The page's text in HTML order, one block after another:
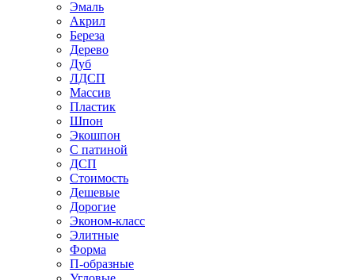
Эмаль
Акрил
Береза
Дерево
Дуб
ЛДСП
Массив
Пластик
Шпон
Экошпон
С патиной
ДСП
Стоимость
Дешевые
Дорогие
Эконом-класс
Элитные
Форма
П-образные